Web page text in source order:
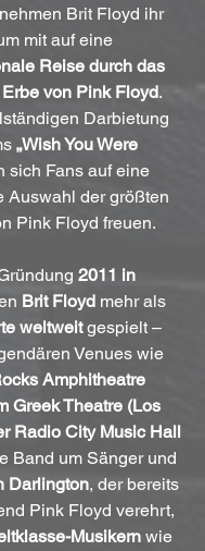
nehmen Brit Floyd ihr
mit auf eine
Reise durch das
von Pink Floyd.
Darbietung
„Wish You Were
sich Fans auf eine
Auswahl der größten
Pink Floyd freuen.
2011 in
Brit Floyd mehr als
weltweit gespielt –
Venues wie
Amphitheatre
Greek Theatre (Los
Radio City Music Hall
Band um Sänger und
Darlington, der bereits
Pink Floyd verehrt,
Musikern wie